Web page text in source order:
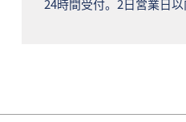
24時間受付。2日営業日以